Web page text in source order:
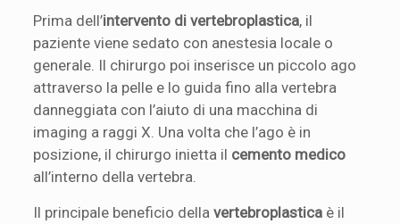
Prima dell’intervento di vertebroplastica, il
paziente viene sedato con anestesia locale o
generale. Il chirurgo poi inserisce un piccolo ago
attraverso la pelle e lo guida fino alla vertebra
danneggiata con l’aiuto di una macchina di
imaging a raggi X. Una volta che l’ago è in
posizione, il chirurgo inietta il cemento medico
all’interno della vertebra.
Il principale beneficio dellavertebroplastica è il